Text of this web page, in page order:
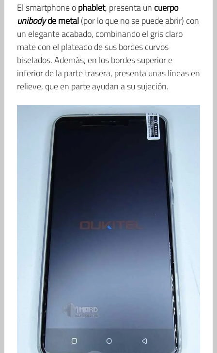
El smartphone ophablet, presenta un cuerpo
unibodyde metal(por lo que no se puede abrir) con
un elegante acabado, combinando el gris claro
mate con el plateado de sus bordes curvos
biselados. Además, en los bordes superior e
inferior de la parte trasera, presenta unas líneas en
relieve, que en parte ayudan a su sujeción.